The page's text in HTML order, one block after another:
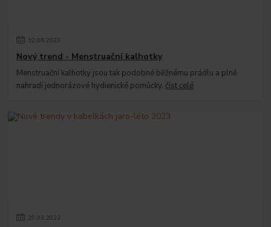
12.06.2023
Nový trend - Menstruační kalhotky
Menstruační kalhotky jsou tak podobné běžnému prádlu a plně
nahradí jednorázové hydienické pomůcky. číst celé
29.03.2023